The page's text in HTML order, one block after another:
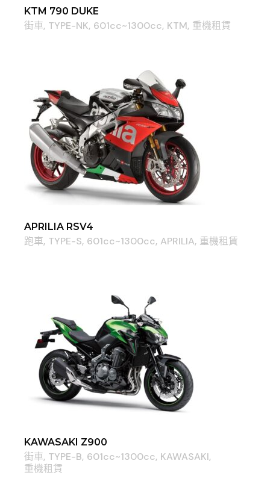
KTM 790 DUKE
街車 TYPE-NK 601cc~1300cc KTM 重機租賃
APRILIA RSV4
跑車 TYPE-S 601cc~1300cc APRILIA 重機租賃
KAWASAKI Z900
街車 TYPE-B 601cc~1300cc KAWASAKI
重機租賃